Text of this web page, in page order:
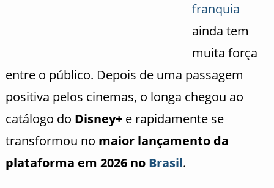
franquia
ainda tem
muita força
entre o público. Depois de uma passagem
positiva pelos cinemas, o longa chegou ao
catálogo do Disney+e rapidamente se
transformou no maior lançamento da
plataforma em 2026 no Brasil.